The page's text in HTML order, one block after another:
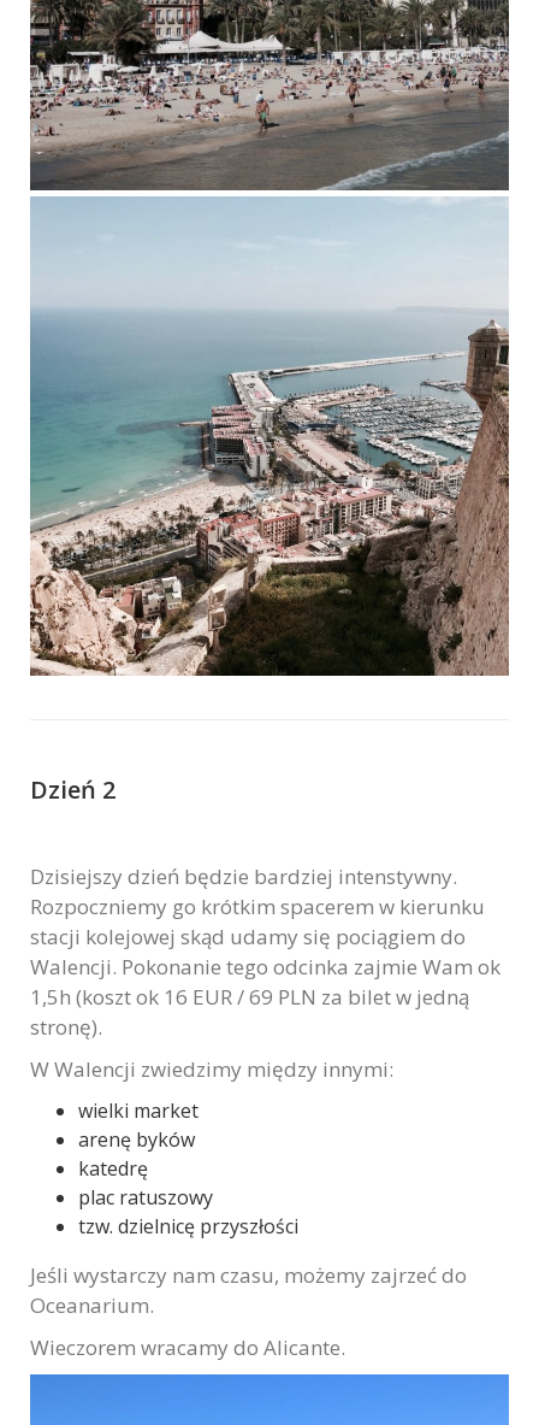
Dzień 2
Dzisiejszy dzień będzie bardziej intenstywny.
Rozpoczniemy go krótkim spacerem w kierunku
stacji kolejowej skąd udamy się pociągiem do
Walencji. Pokonanie tego odcinka zajmie Wam ok
1,5h (koszt ok 16 EUR / 69 PLN za bilet w jedną
stronę).
W Walencji zwiedzimy między innymi:
wielki market
arenę byków
katedrę
plac ratuszowy
tzw. dzielnicę przyszłości
Jeśli wystarczy nam czasu, możemy zajrzeć do
Oceanarium.
Wieczorem wracamy do Alicante.